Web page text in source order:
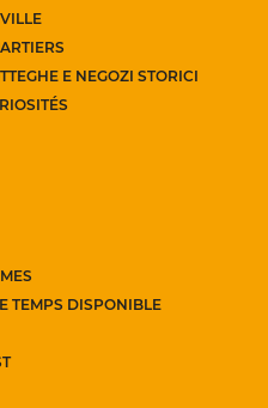
E NEGOZI STORICI
TEMPS DISPONIBLE